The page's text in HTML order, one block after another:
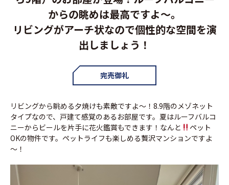
からの眺めは最高ですよ～。
リビングがアーチ状なので個性的な空間を演
出しましょう！
完売御礼
リビングから眺める夕焼けも素敵ですよ～！8.9階のメゾネット
タイプなので、戸建て感覚のあるお部屋です。夏はルーフバルコ
ニーからビールを片手に花火鑑賞もできます！なんと
ペット
OKの物件です。ペットライフも楽しめる贅沢マンションですよ
～！